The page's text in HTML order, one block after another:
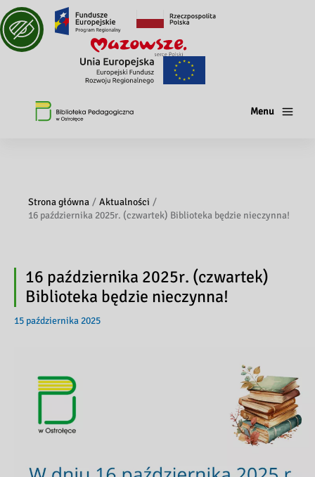
Menu
Strona główna
Aktualności
16 października 2025r. (czwartek) Biblioteka będzie nieczynna!
16 października 2025r. (czwartek)
Biblioteka będzie nieczynna!
15 października 2025